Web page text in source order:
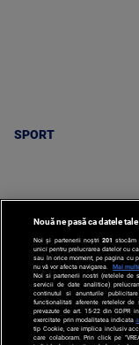
SPORT
SPORT
Nouă ne pasă ca datele
Noi și partenerii noștri 201 stocăm
unici pentru prelucrarea datelor cu
sau în orice moment, pe pagina cu
nu vă vor afecta navigarea.
Mai
Noi si partenerii nostri (retelele de
servicii de date analitice)
continutul si anunturile
functionalitati aferente retelelor
prevazute de art. 15-22 din GDPR
exercitate prin modalitatea indicata
tip Cookie, care implica inclusiv
care colaboram. Prin click pe